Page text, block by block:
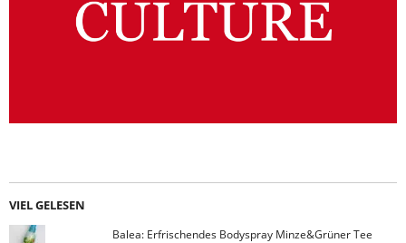
VIEL GELESEN
Balea: Erfrischendes Bodyspray Minze&Grüner Tee